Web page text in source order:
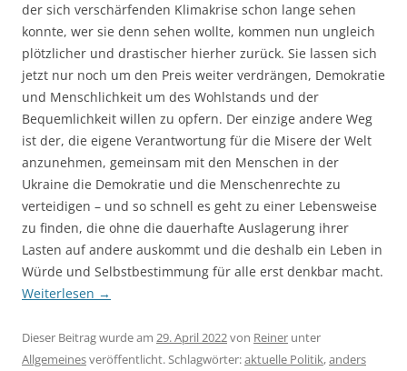
der sich verschärfenden Klimakrise schon lange sehen
konnte, wer sie denn sehen wollte, kommen nun ungleich
plötzlicher und drastischer hierher zurück. Sie lassen sich
jetzt nur noch um den Preis weiter verdrängen, Demokratie
und Menschlichkeit um des Wohlstands und der
Bequemlichkeit willen zu opfern. Der einzige andere Weg
ist der, die eigene Verantwortung für die Misere der Welt
anzunehmen, gemeinsam mit den Menschen in der
Ukraine die Demokratie und die Menschenrechte zu
verteidigen – und so schnell es geht zu einer Lebensweise
zu finden, die ohne die dauerhafte Auslagerung ihrer
Lasten auf andere auskommt und die deshalb ein Leben in
Würde und Selbstbestimmung für alle erst denkbar macht.
Weiterlesen →
Dieser Beitrag wurde am 29. April 2022von Reiner unter
Allgemeinesveröffentlicht. Schlagwörter:aktuelle Politik,anders